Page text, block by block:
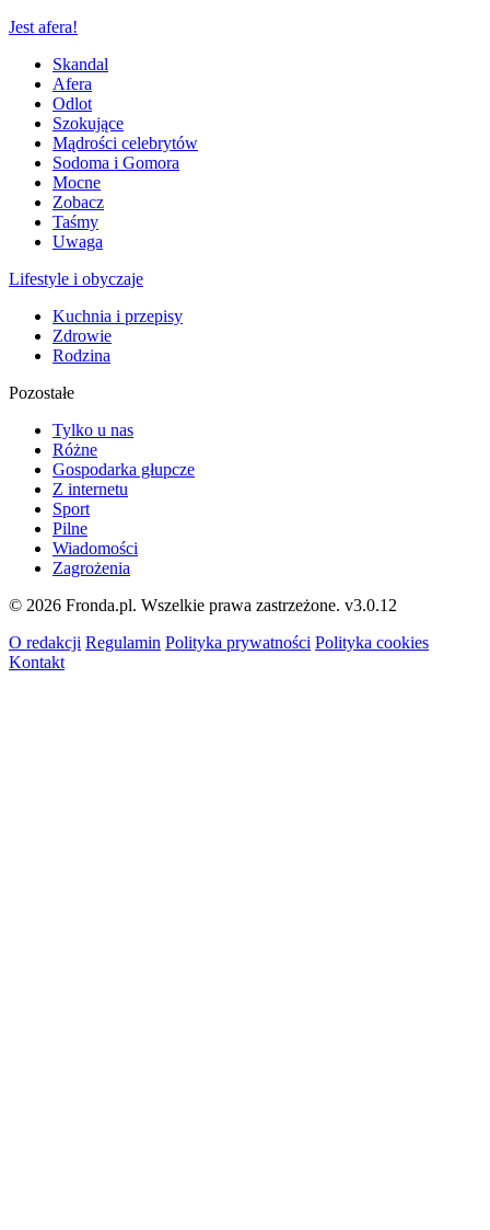
Jest afera!
Skandal
Afera
Odlot
Szokujące
Mądrości celebrytów
Sodoma i Gomora
Mocne
Zobacz
Taśmy
Uwaga
Lifestyle i obyczaje
Kuchnia i przepisy
Zdrowie
Rodzina
Pozostałe
Tylko u nas
Różne
Gospodarka głupcze
Z internetu
Sport
Pilne
Wiadomości
Zagrożenia
© 2026 Fronda.pl. Wszelkie prawa zastrzeżone. v3.0.12
O redakcji Regulamin Polityka prywatności Polityka cookies
Kontakt